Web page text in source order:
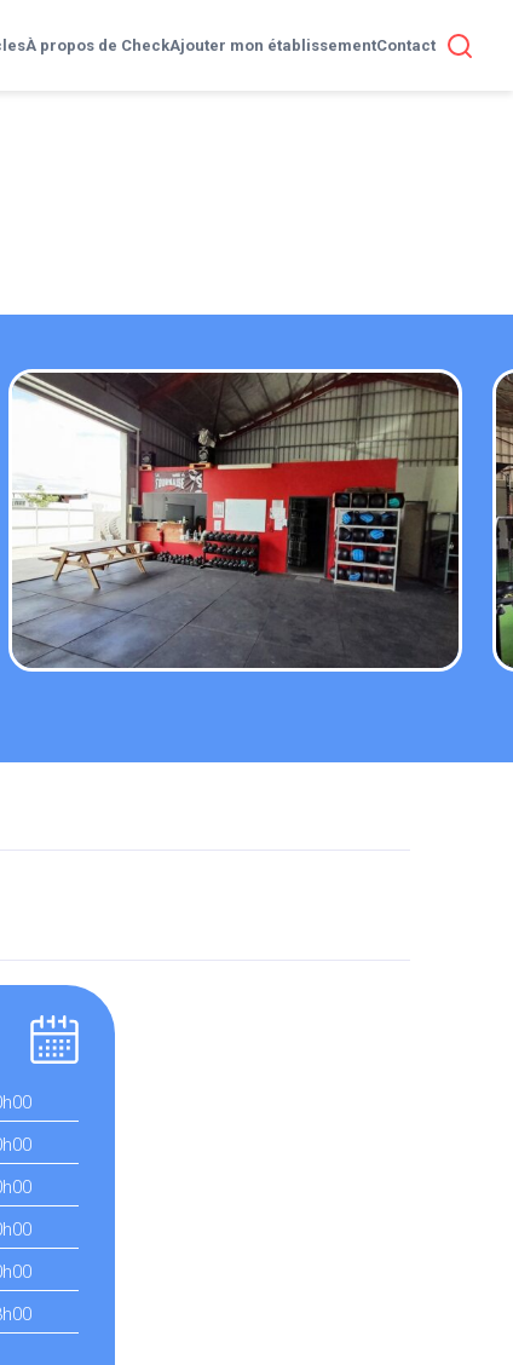
À propos de CheckAjouter mon établissementContact